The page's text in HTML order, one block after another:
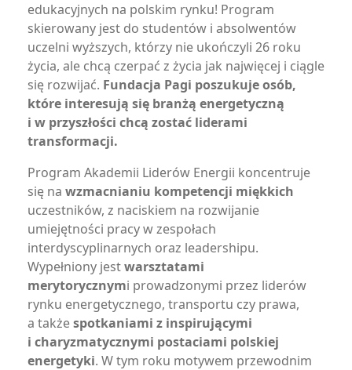
edukacyjnych na polskim rynku! Program
skierowany jest do studentów i absolwentów
uczelni wyższych, którzy nie ukończyli 26 roku
życia, ale chcą czerpać z życia jak najwięcej i ciągle
się rozwijać. Fundacja Pagi poszukuje osób,
które interesują się branżą energetyczną
i w przyszłości chcą zostać liderami
transformacji.
Program Akademii Liderów Energii koncentruje
się na wzmacnianiu kompetencji miękkich
uczestników, z naciskiem na rozwijanie
umiejętności pracy w zespołach
interdyscyplinarnych oraz leadershipu.
Wypełniony jestwarsztatami
merytorycznymi prowadzonymi przez liderów
rynku energetycznego, transportu czy prawa,
a takżespotkaniami z inspirującymi
i charyzmatycznymi postaciami polskiej
energetyki. W tym roku motywem przewodnim